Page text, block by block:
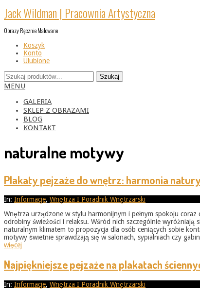
Skip
to
Jack Wildman | Pracownia Artystyczna
Obrazy Ręcznie Malowane
Koszyk
Konto
Ulubione
Szukaj:
Szukaj
Primary
Menu
MENU
GALERIA
SKLEP Z OBRAZAMI
BLOG
KONTAKT
naturalne motywy
Plakaty pejzaże do wnętrz: harmonia
2025-
08
In: Informacje, Wnętrza I Poradnik Wnętrzarski
Wnętrza urządzone w stylu harmonijnym i pełnym spokoju
odrobiny świeżości i relaksu. Wśród nich szczególnie
naturalnym klimatem to propozycja dla osób ceniących sobie
motywy świetnie sprawdzają się w salonach, sypialniach czy
więcej
Najpiękniejsze pejzaże na plakatach
2025-
In: Informacje, Wnętrza I Poradnik Wnętrzarski